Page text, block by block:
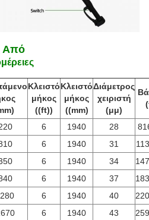
Από
Κλειστό
μήκος
((ft))
Κλειστό
μήκος
((mm)
Διάμετρος
χειριστή
(μμ)
6 1940 28
6 1940 31
6 1940 34
6 1940 37
6 1940 40
6 1940 43